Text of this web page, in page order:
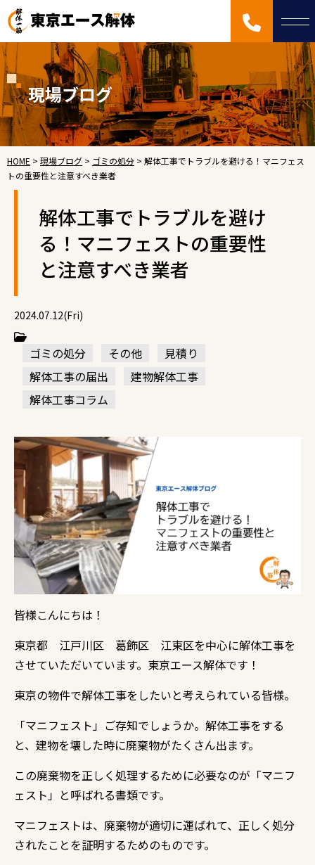
現場ブログ
HOME > 現場ブログ > ゴミの処分 > 解体工事でトラブルを避ける！マニフェス
トの重要性と注意すべき業者
解体工事でトラブルを避け
る！マニフェストの重要性
と注意すべき業者
2024.07.12(Fri)
ゴミの処分 その他
見積り
解体工事の届出
建物解体工事
解体工事コラム
皆様こんにちは！
東京都 江戸川区 葛飾区 江東区を中心に解体工事を
させていただいています。東京エース解体です！
東京の物件で解体工事をしたいと考えられている皆様。
「マニフェスト」ご存知でしょうか。解体工事をする
と、建物を壊した時に廃棄物がたくさん出ます。
この廃棄物を正しく処理するために必要なのが「マニフ
ェスト」と呼ばれる書類です。
マニフェストは、廃棄物が適切に運ばれて、正しく処分
されたことを証明するためのものです。